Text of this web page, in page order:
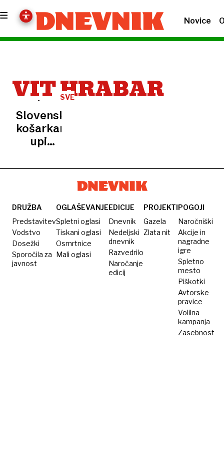
Novice
VIT HRABAR
SVETOVNO
Slovenski
košarkarski
upi
v
DRUŽBA
Predstavitev
Vodstvo
Dosežki
Sporočila za
javnost
OGLAŠEVANJE
Spletni oglasi
Tiskani oglasi
Osmrtnice
Mali oglasi
EDICIJE
Dnevnik
Nedeljski
dnevnik
Razvedrilo
Naročanje
edicij
PROJEKTI
Gazela
Zlata nit
POGOJI
Naročniški
Akcije in
nagradne
igre
Spletno
mesto
Piškotki
Avtorske
pravice
Volilna
kampanja
Zasebnost